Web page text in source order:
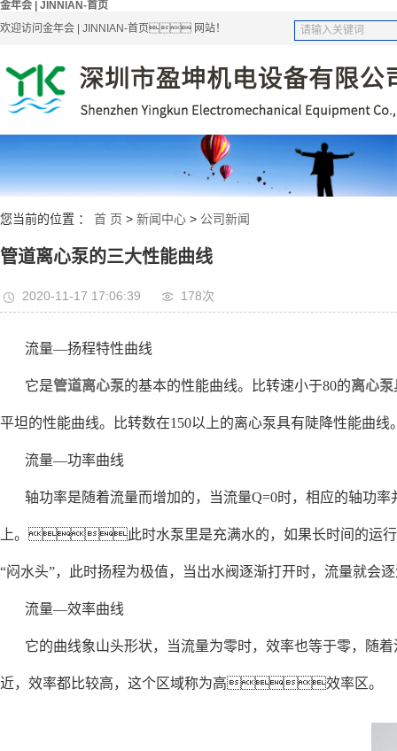
金年会 | JINNIAN-首页
欢迎访问金年会 | JINNIAN-首页 网站！
您当前的位置 ： 首 页 > 新闻中心 > 公司新闻
管道离心泵的三大性能曲线
2020-11-17 17:06:39 178次
流量—扬程特性曲线
它是管道离心泵的基本的性能曲线。比转速小于80的离心泵
平坦的性能曲线。比转数在150以上的离心泵具有陡降性能
流量—功率曲线
轴功率是随着流量而增加的，当流量Q=0时，相应的轴
上。此时水泵里是充满水的，如果长时间的运行
“闷水头”，此时扬程为极值，当出水阀逐渐打开时，流量就会
流量—效率曲线
它的曲线象山头形状，当流量为零时，效率也等于零，随
近，效率都比较高，这个区域称为高效率区。